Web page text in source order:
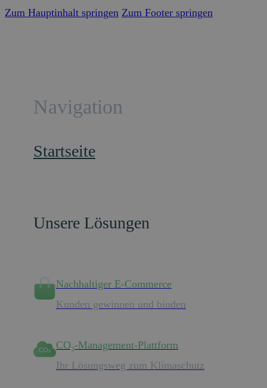
Zum Hauptinhalt springen Zum Footer springen
Navigation
Startseite
Unsere Lösungen
Nachhaltiger E-Commerce
Kunden gewinnen und binden
CO₂-Management-Plattform
Ihr Lösungsweg zum Klimaschutz